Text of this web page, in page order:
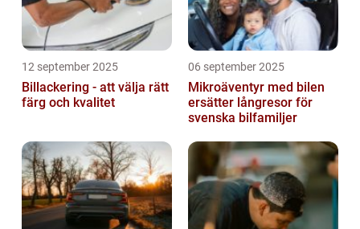
12 september 2025
Billackering - att välja rätt
färg och kvalitet
06 september 2025
Mikroäventyr med bilen
ersätter långresor för
svenska bilfamiljer